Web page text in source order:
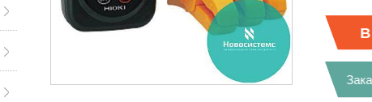
В